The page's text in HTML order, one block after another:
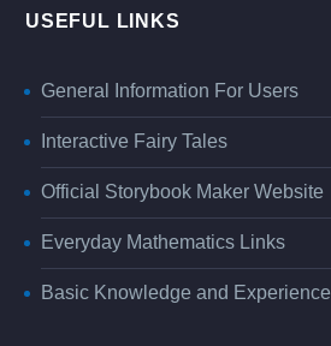
USEFUL LINKS
General Information For Users
Interactive Fairy Tales
Official Storybook Maker Website
Everyday Mathematics Links
Basic Knowledge and Experience